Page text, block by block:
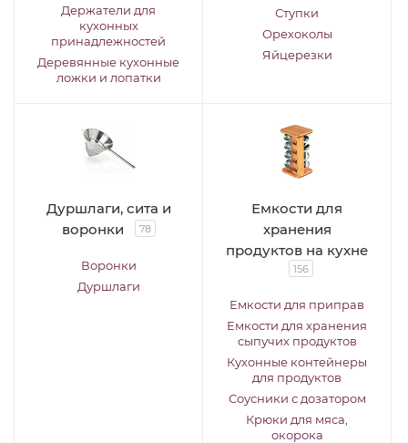
Держатели для
кухонных
принадлежностей
Деревянные кухонные
ложки и лопатки
Ступки
Орехоколы
Яйцерезки
Дуршлаги, сита и
воронки
78
Воронки
Дуршлаги
Емкости для
хранения
продуктов на кухне
156
Емкости для приправ
Емкости для хранения
сыпучих продуктов
Кухонные контейнеры
для продуктов
Соусники с дозатором
Крюки для мяса,
окорока